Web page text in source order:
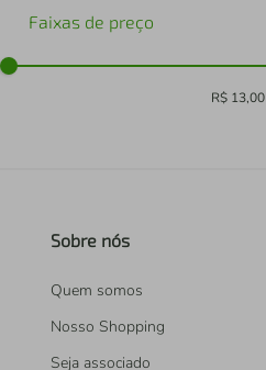
Faixas de preço
R$ 13,00
Sobre nós
Quem somos
Nosso Shopping
Seja associado